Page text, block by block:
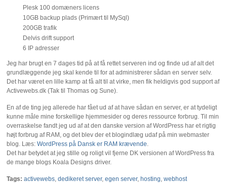
Plesk 100 domæners licens
10GB backup plads (Primært til MySql)
200GB trafik
Delvis drift support
6 IP adresser
Jeg har brugt en 7 dages tid på at få rettet serveren ind og finde ud af alt det
grundlæggende jeg skal kende til for at administrerer sådan en server selv.
Det har været en lille kamp at få alt til at virke, men fik heldigvis god support af
Activewebs.dk (Tak til Thomas og Sune).
En af de ting jeg allerede har fået ud af at have sådan en server, er at tydeligt
kunne måle mine forskellige hjemmesider og deres ressource forbrug. Til min
overraskelse fandt jeg ud af at den danske version af WordPress har et rigtig
højt forbrug af RAM, og det blev der et blogindlæg udaf på min webmaster
blog. Læs:WordPress på Dansk er RAM krævende.
Det har betydet at jeg stille og roligt vil fjerne DK versionen af WordPress fra
de mange blogs Koala Designs driver.
Tags:activewebs,dedikeret server,egen server, hosting,webhost